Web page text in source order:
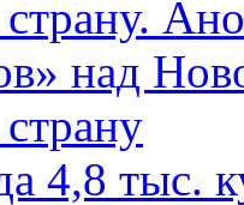
над
4,8 тыс.